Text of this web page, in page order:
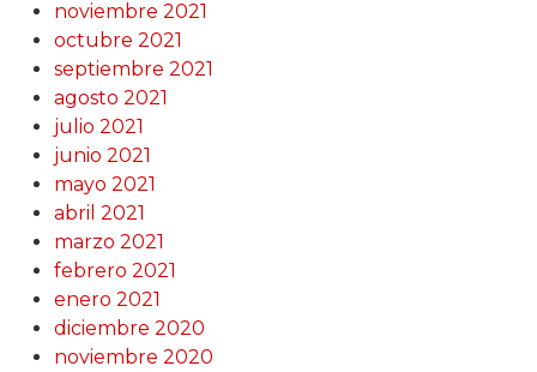
noviembre 2021
octubre 2021
septiembre 2021
agosto 2021
julio 2021
junio 2021
mayo 2021
abril 2021
marzo 2021
febrero 2021
enero 2021
diciembre 2020
noviembre 2020